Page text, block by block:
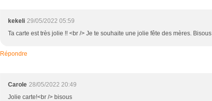
kekeli 29/05/2022 05:59
Ta carte est très jolie !! <br /> Je te souhaite une jolie fête des mères. Bisous
Répondre
Carole 28/05/2022 20:49
Jolie carte!<br /> bisous